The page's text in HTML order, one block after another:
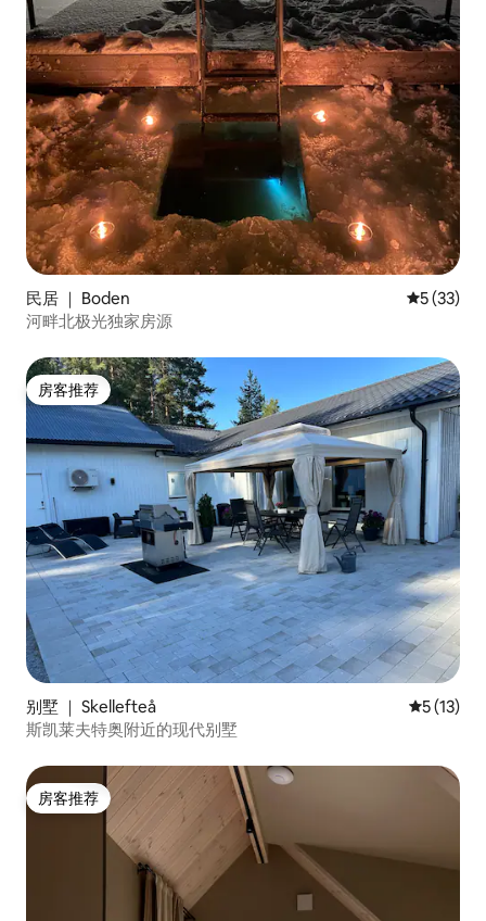
民居 ｜ Boden 平均评分
5 (33)
河畔北极光独家房源
房客推荐
房客推荐
别墅 ｜ Skellefteå 平均评分
5 (13)
斯凯莱夫特奥附近的现代别墅
房客推荐
房客推荐